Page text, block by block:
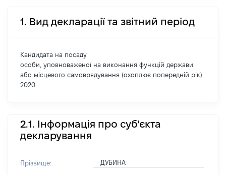
1. Вид декларації та звітний період
Кандидата на посаду
особи, уповноваженої на виконання функцій держави
або місцевого самоврядування (охоплює попередній рік)
2020
2.1. Інформація про суб'єкта
декларування
Прізвище: ДУБИНА